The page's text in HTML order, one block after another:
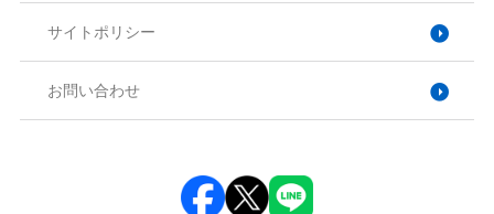
サイトポリシー
お問い合わせ